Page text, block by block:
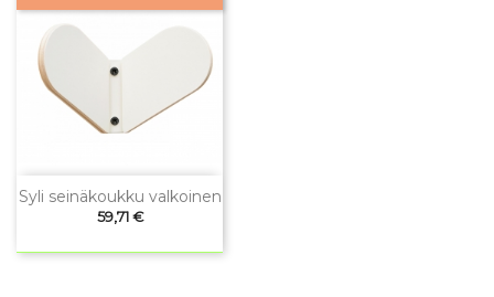
Syli seinäkoukku valkoinen
Hinta
59,71 €